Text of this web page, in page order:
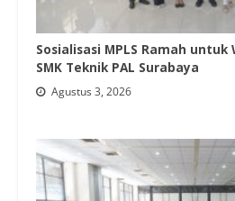
Sosialisasi MPLS Ramah untuk
SMK Teknik PAL Surabaya
Agustus 3, 2026